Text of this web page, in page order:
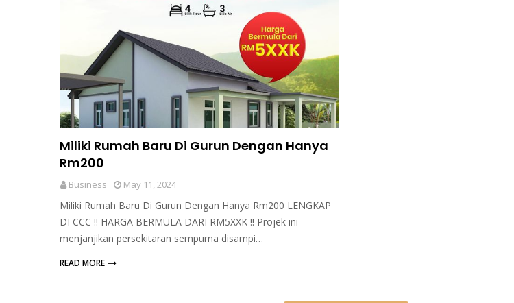
Miliki Rumah Baru Di Gurun Dengan Hanya
Rm200
Business May 11, 2024
Miliki Rumah Baru Di Gurun Dengan Hanya Rm200 LENGKAP
DI CCC !! HARGA BERMULA DARI RM5XXK !! Projek ini
menjanjikan persekitaran sempurna disampi…
READ MORE